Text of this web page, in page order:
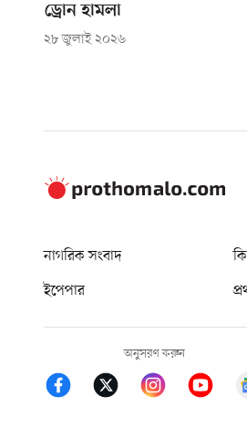
ড্রোন হামলা
২৮ জুলাই ২০২৬
নাগরিক সংবাদ
ইপেপার
অনুসরণ করুন